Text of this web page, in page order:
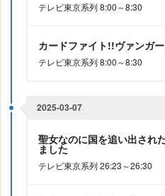
テレビ東京系列 8:00～8:30
カードファイト!!ヴァンガ
テレビ東京系列 8:00～8:30
2025-03-07
聖女なのに国を追い出され
ました
テレビ東京系列 26:23～26:30